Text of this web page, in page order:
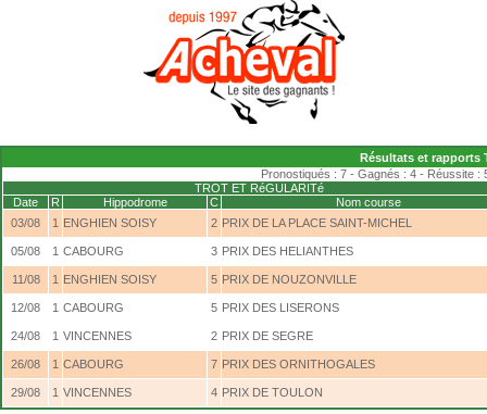
Résultats et rapports
Pronostiqués : 7 - Gagnés : 4 - Réussite :
TROT ET RéGULARITé
Date
R Hippodrome C
Nom course
03/08
1 ENGHIEN SOISY 2 PRIX DE LA PLACE SAINT-MICHEL
05/08 1 CABOURG 3 PRIX DES HELIANTHES
11/08 1 ENGHIEN SOISY 5 PRIX DE NOUZONVILLE
12/08 1 CABOURG 5 PRIX DES LISERONS
24/08 1 VINCENNES 2 PRIX DE SEGRE
26/08 1 CABOURG 7 PRIX DES ORNITHOGALES
29/08 1 VINCENNES 4 PRIX DE TOULON